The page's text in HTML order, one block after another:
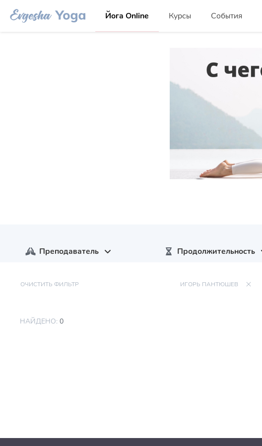
Йога Online Курсы События
Преподаватель Продолжительность
ОЧИСТИТЬ ФИЛЬТР ИГОРЬ ПАНТЮШЕВ
НАЙДЕНО: 0